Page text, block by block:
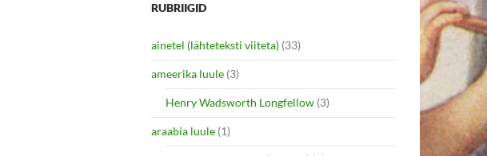
RUBRIIGID
ainetel (lähteteksti viiteta) (33)
ameerika luule (3)
Henry Wadsworth Longfellow (3)
araabia luule (1)